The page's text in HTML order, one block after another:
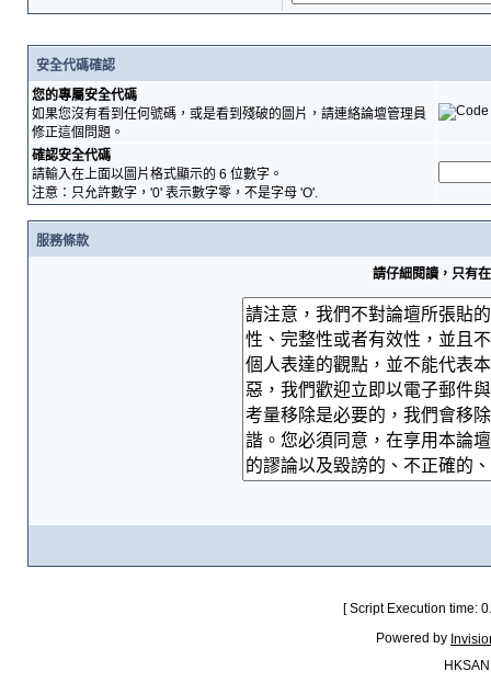
安全代碼確認
您的專屬安全代碼
如果您沒有看到任何號碼，或是看到殘破的圖片，請連絡論壇管理員
修正這個問題。
確認安全代碼
請輸入在上面以圖片格式顯示的 6 位數字。
注意：只允許數字，'0' 表示數字零，不是字母 'O'.
服務條款
請仔細閱讀，只有
[ Script Execution time:
Powered by